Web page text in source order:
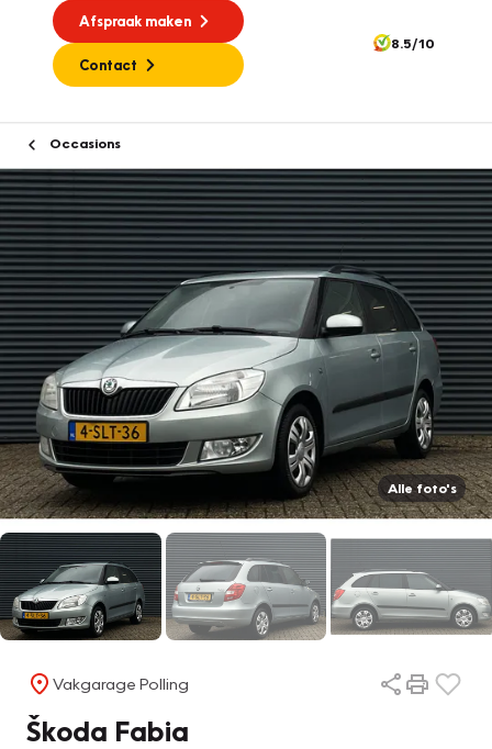
Afspraak maken
Contact
8.5/10
Occasions
Alle foto's
Vakgarage Polling
Škoda Fabia